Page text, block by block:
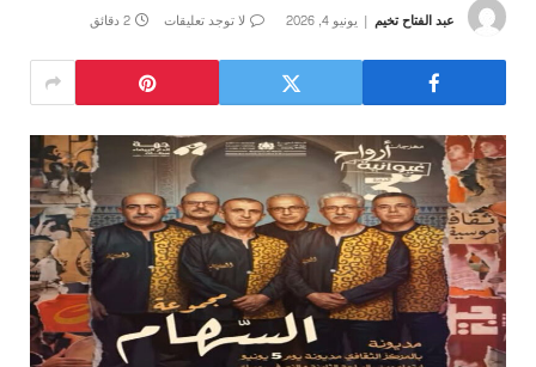
عبد الفتاح تخيم يونيو 4, 2026 لا توجد تعليقات 2 دقائق